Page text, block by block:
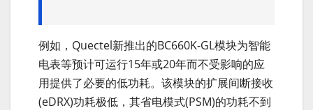
例如，Quectel新推出的BC660K-GL模块为智能
电表等预计可运行15年或20年而不受影响的应
用提供了必要的低功耗。该模块的扩展间断接收
(eDRX)功耗极低，其省电模式(PSM)的功耗不到